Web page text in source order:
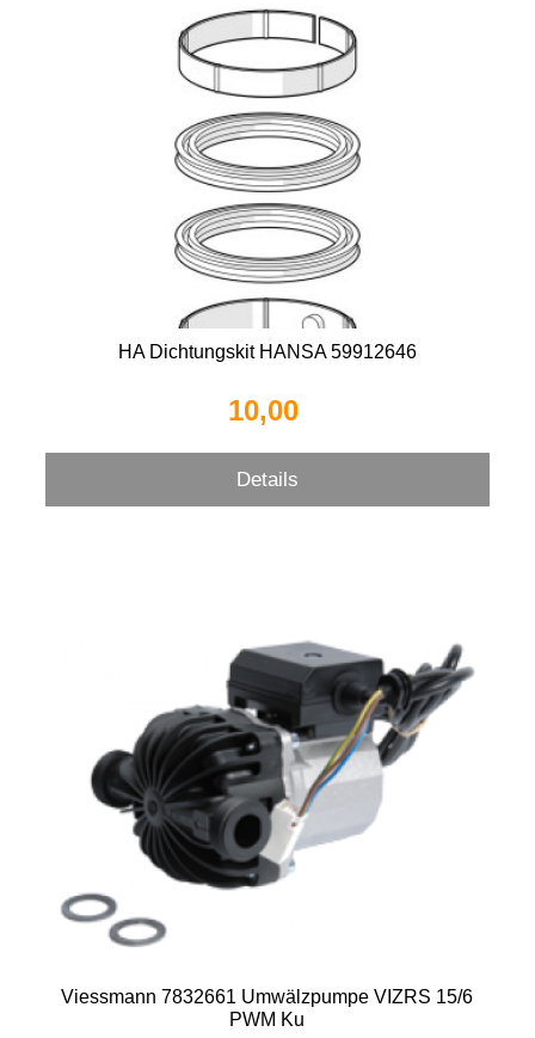
HA Dichtungskit HANSA 59912646
10,00 
Details
Viessmann 7832661 Umwälzpumpe VIZRS 15/6
PWM Ku